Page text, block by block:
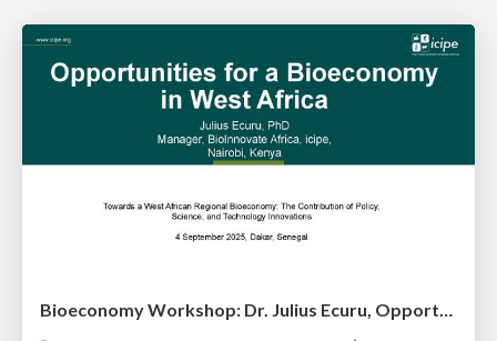
Bioeconomy Workshop: Dr. Julius Ecuru, Opportunities for a Bioeconomy in West Africa